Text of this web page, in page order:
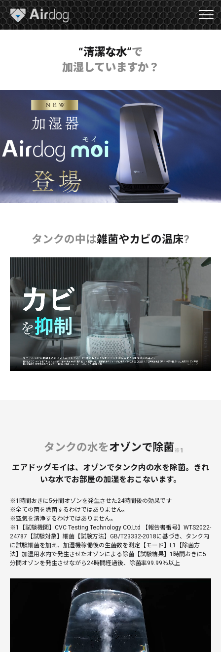
A
i
r
“清潔な水”で
加湿していますか？
タンクの中は雑菌やカビの温床?
タンクの水をオゾンで除菌 ※1
エアドッグモイは、オゾンでタンク内の水を除菌。
きれ
いな水でお部屋の加湿をおこないます。
※1時間おきに5分間オゾンを発生させた24時間後の効果です
※全ての菌を除菌するわけではありません。
※空気を清浄するわけではありません。
※1【試験機関】CVC Testing Technology CO.Ltd 【報告書番号】WTS2022-
24787【試験対象】細菌【試験方法】GB/T23332-2018に基づき、タンク内
に試験細菌を加え、加湿機稼働後の生菌数を測定【モード】L1【除菌方
法】加湿用水内で発生させたオゾンによる除菌【試験結果】1時間おきに5
分間オゾンを発生させながら24時間経過後、除菌率99.99％以上